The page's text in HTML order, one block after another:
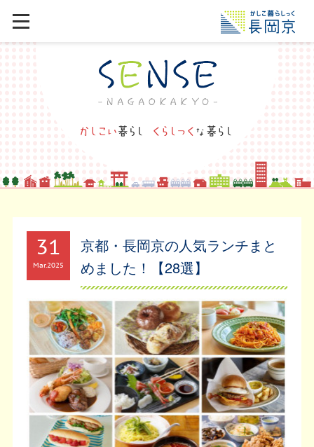
31
Mar2025
京都・長岡京の人気ランチまと
めました！【28選】